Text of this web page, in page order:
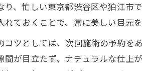
り、忙しい東京都渋谷区や狛江市
れておくことで、常に美しい目元を
コツとしては、次回施術の予約を
間が目立たず、ナチュラルな仕上